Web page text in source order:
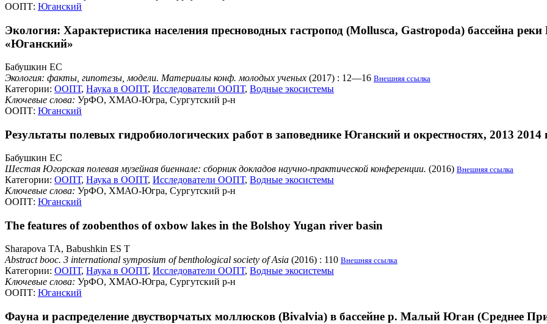
ООПТ: Юганский
Экология: Характеристика населения пресноводных гастропод (Mollusca, Gastropoda) бассейна
«Юганский»
Бабушкин ЕС
Экология: факты, гипотезы, модели. Материалы конф. молодых ученых (2017) : 12—16 Внешняя ссылка
Категории: ООПТ, Наука в ООПТ, Исследователи ООПТ, Водные экосистемы
Ключевые слова: УрФО, ХМАО-Югра, Сургутский р-н
ООПТ: Юганский
Результаты полевых гидробиологических работ в заповеднике Юганский и окрестностях, 2013 2014
Бабушкин ЕС
Шестая Югорская полевая музейная биеннале: сборник докладов научно-практической конференции. (2016) Внешняя ссылка
Категории: ООПТ, Наука в ООПТ, Исследователи ООПТ, Водные экосистемы
Ключевые слова: УрФО, ХМАО-Югра, Сургутский р-н
ООПТ: Юганский
The features of zoobenthos of oxbow lakes in the Bolshoy Yugan river basin
Sharapova TA, Babushkin ES T
Abstract booc. 3 international symposium of benthological society of Asia (2016) : 110 Внешняя ссылка
Категории: ООПТ, Наука в ООПТ, Исследователи ООПТ, Водные экосистемы
Ключевые слова: УрФО, ХМАО-Югра, Сургутский р-н
ООПТ: Юганский
Фауна и распределение двустворчатых моллюсков (Bivalvia) в бассейне р. Малый Юган (Среднее